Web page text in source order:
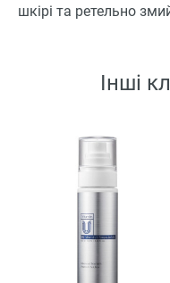
шкірі та ретельно
Інші